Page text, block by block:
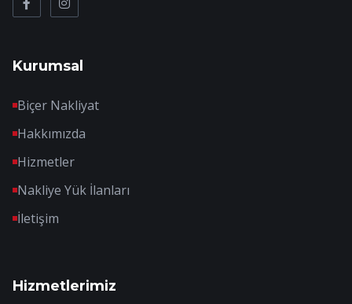
Kurumsal
Biçer Nakliyat
Hakkımızda
Hizmetler
Nakliye Yük İlanları
İletişim
Hizmetlerimiz